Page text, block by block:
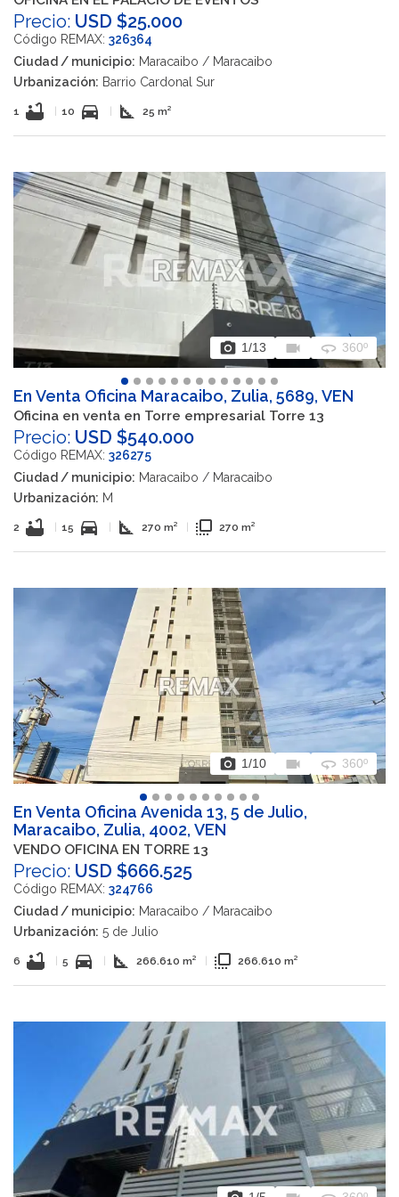
Precio: USD $25.000
Código REMAX: 326364
Ciudad / municipio: Maracaibo / Maracaibo
Urbanización: Barrio Cardonal Sur
1 bathtub 10 directions_car square_foot 25 m²
photo_camera 1/13 videocam 360 360º
En Venta Oficina Maracaibo, Zulia, 5689, VEN
Oficina en venta en Torre empresarial Torre 13
Precio: USD $540.000
Código REMAX: 326275
Ciudad / municipio: Maracaibo / Maracaibo
Urbanización: M
2 bathtub 15 directions_car square_foot 270 m² flip_to_front 270 m²
photo_camera 1/10 videocam 360 360º
En Venta Oficina Avenida 13, 5 de Julio,
Maracaibo, Zulia, 4002, VEN
VENDO OFICINA EN TORRE 13
Precio: USD $666.525
Código REMAX: 324766
Ciudad / municipio: Maracaibo / Maracaibo
Urbanización: 5 de Julio
6 bathtub 5 directions_car square_foot 266.610 m² flip_to_front 266.610 m²